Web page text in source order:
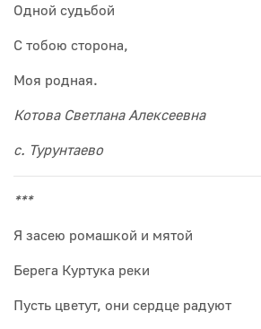
Одной судьбой
С тобою сторона,
Моя родная.
Котова Светлана Алексеевна
с. Турунтаево
***
Я засею ромашкой и мятой
Берега Куртука реки
Пусть цветут, они сердце радуют